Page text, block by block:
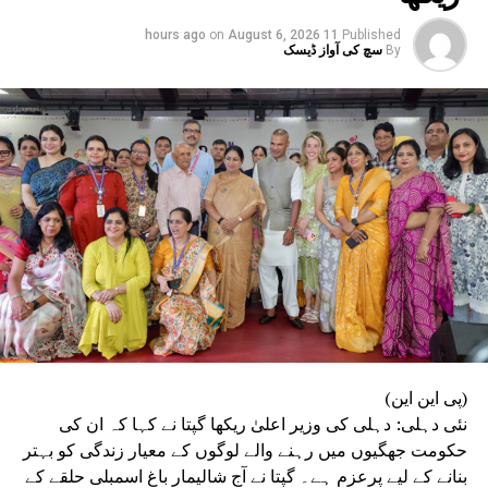
Published
11 hours ago
on August 6, 2026
By سچ کی آواز ڈیسک
(پی این این)
نئی دہلی: دہلی کی وزیر اعلیٰ ریکھا گپتا نے کہا کہ ان کی
حکومت جھگیوں میں رہنے والے لوگوں کے معیار زندگی کو بہتر
بنانے کے لیے پرعزم ہے۔ گپتا نے آج شالیمار باغ اسمبلی حلقے کے